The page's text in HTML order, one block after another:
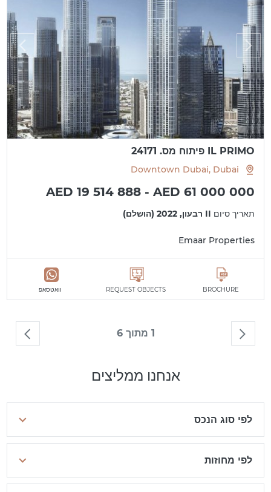
IL PRIMO פיתוח מס. 24171
Downtown Dubai, Dubai
AED 19 514 888 - AED 61 000 000
תאריך סיום II רבעון, 2022 (הושלם)
Emaar Properties
BROCHURE
REQUEST OBJECTS וואטסאפ
1 מתוך 6
אנחנו ממליצים
לפי סוג הנכס
לפי מחוזות